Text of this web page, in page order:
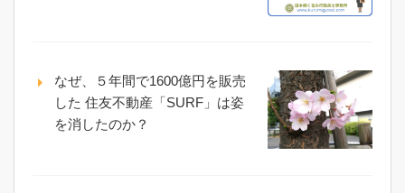
なぜ、５年間で1600億円を販売
した 住友不動産「SURF」は姿
を消したのか？